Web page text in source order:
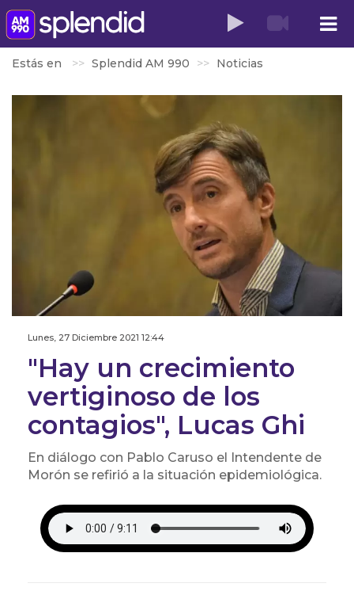
Estás en Splendid AM 990 Noticias
Lunes, 27 Diciembre 2021 12:44
"Hay un crecimiento
vertiginoso de los
contagios", Lucas Ghi
En diálogo con Pablo Caruso el Intendente de
Morón se refirió a la situación epidemiológica.